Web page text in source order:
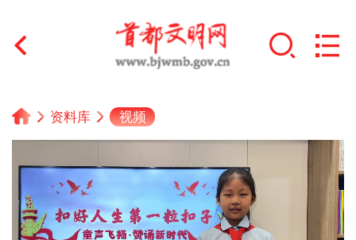
首页
文明创建
+
文明实践
文明培育
+
资料库 视频